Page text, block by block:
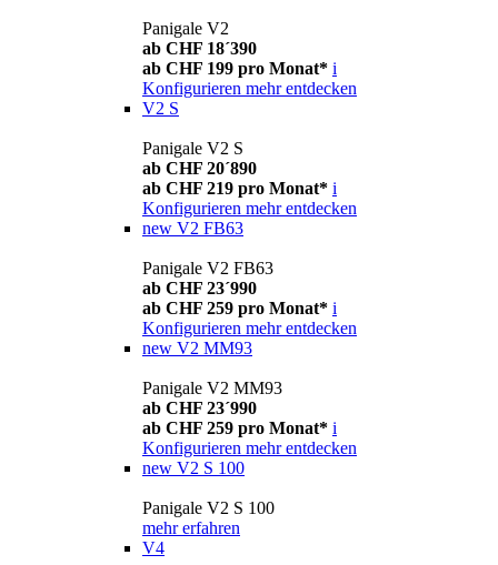
Panigale V2
ab CHF 18´390
ab CHF 199 pro Monat* i
Konfigurieren mehr entdecken
V2 S
Panigale V2 S
ab CHF 20´890
ab CHF 219 pro Monat* i
Konfigurieren mehr entdecken
new V2 FB63
Panigale V2 FB63
ab CHF 23´990
ab CHF 259 pro Monat* i
Konfigurieren mehr entdecken
new V2 MM93
Panigale V2 MM93
ab CHF 23´990
ab CHF 259 pro Monat* i
Konfigurieren mehr entdecken
new V2 S 100
Panigale V2 S 100
mehr erfahren
V4